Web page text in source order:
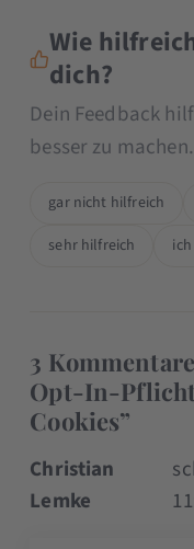
Wie
dich?
Dein Feedback
besser zu machen.
gar nicht hilfreich
sehr hilfreich
3
Opt-In-
Cookies”
Christian
Lemke